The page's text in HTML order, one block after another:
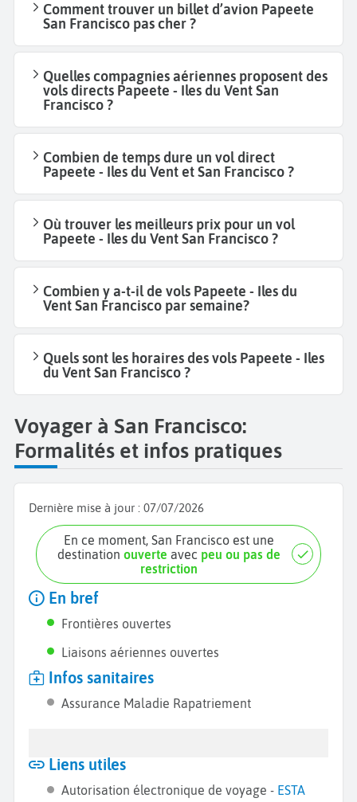
Comment trouver un billet d’avion Papeete
San Francisco pas cher ?
Quelles compagnies aériennes proposent des
vols directs Papeete - Iles du Vent San
Francisco ?
Combien de temps dure un vol direct
Papeete - Iles du Vent et San Francisco ?
Où trouver les meilleurs prix pour un vol
Papeete - Iles du Vent San Francisco ?
Combien y a-t-il de vols Papeete - Iles du
Vent San Francisco par semaine?
Quels sont les horaires des vols Papeete - Iles
du Vent San Francisco ?
Voyager à San Francisco:
Formalités et infos pratiques
Dernière mise à jour : 07/07/2026
En ce moment, San Francisco est une
destinationouverte avec peu ou pas de
restriction
En bref
Frontières ouvertes
Liaisons aériennes ouvertes
Infos sanitaires
Assurance Maladie Rapatriement
Liens utiles
Autorisation électronique de voyage - ESTA